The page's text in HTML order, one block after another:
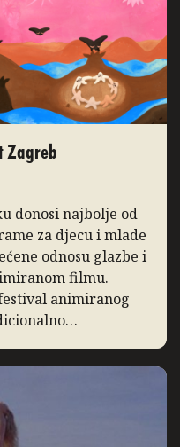
Zagreb
donosi najbolje od
za djecu i mlade
odnosu glazbe i
filmu.
animiranog
međunarodnog
donosi